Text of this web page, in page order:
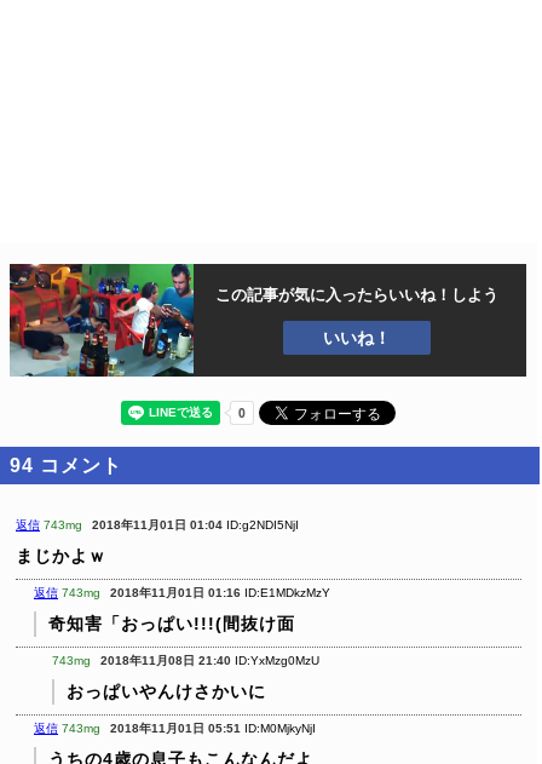
この記事が気に入ったらいいね！しよう
いいね！
94 コメント
返信 743mg 2018年11月01日 01:04 ID:g2NDI5NjI
まじかよｗ
返信 743mg 2018年11月01日 01:16 ID:E1MDkzMzY
奇知害「おっぱい!!!(間抜け面
743mg 2018年11月08日 21:40 ID:YxMzg0MzU
おっぱいやんけさかいに
返信 743mg 2018年11月01日 05:51 ID:M0MjkyNjI
うちの4歳の息子もこんなんだよ